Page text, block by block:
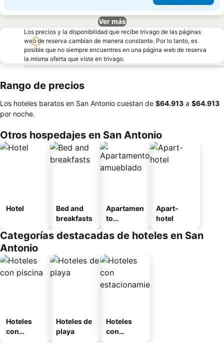
Ver más
Los precios y la disponibilidad que recibe trivago de las páginas
web de reserva cambian de manera constante. Por lo tanto, es
posible que no siempre encuentres en una página web de reserva
la misma oferta que viste en trivago.
Rango de precios
Los hoteles baratos en San Antonio cuestan de ‎$64.913 a ‎$64.913
por noche.
Otros hospedajes en San Antonio
Hotel
Bed and
breakfasts
Apartamen
to
o
Apart-
hotel
Categorías destacadas de hoteles en San
Antonio
Hoteles
con
Hoteles de
playa
Hoteles
con